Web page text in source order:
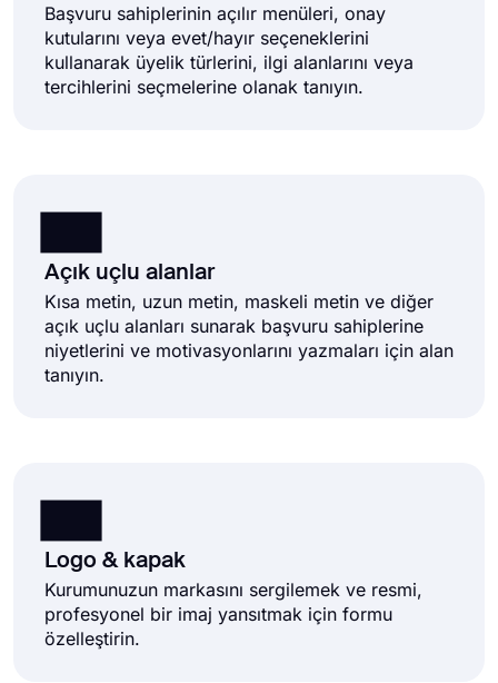
Başvuru sahiplerinin açılır menüleri, onay
kutularını veya evet/hayır seçeneklerini
kullanarak üyelik türlerini, ilgi alanlarını veya
tercihlerini seçmelerine olanak tanıyın.
Açık uçlu alanlar
Kısa metin, uzun metin, maskeli metin ve diğer
açık uçlu alanları sunarak başvuru sahiplerine
niyetlerini ve motivasyonlarını yazmaları için alan
tanıyın.
Logo & kapak
Kurumunuzun markasını sergilemek ve resmi,
profesyonel bir imaj yansıtmak için formu
özelleştirin.